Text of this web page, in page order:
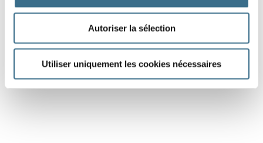
Autoriser la sélection
Utiliser uniquement les cookies nécessaires